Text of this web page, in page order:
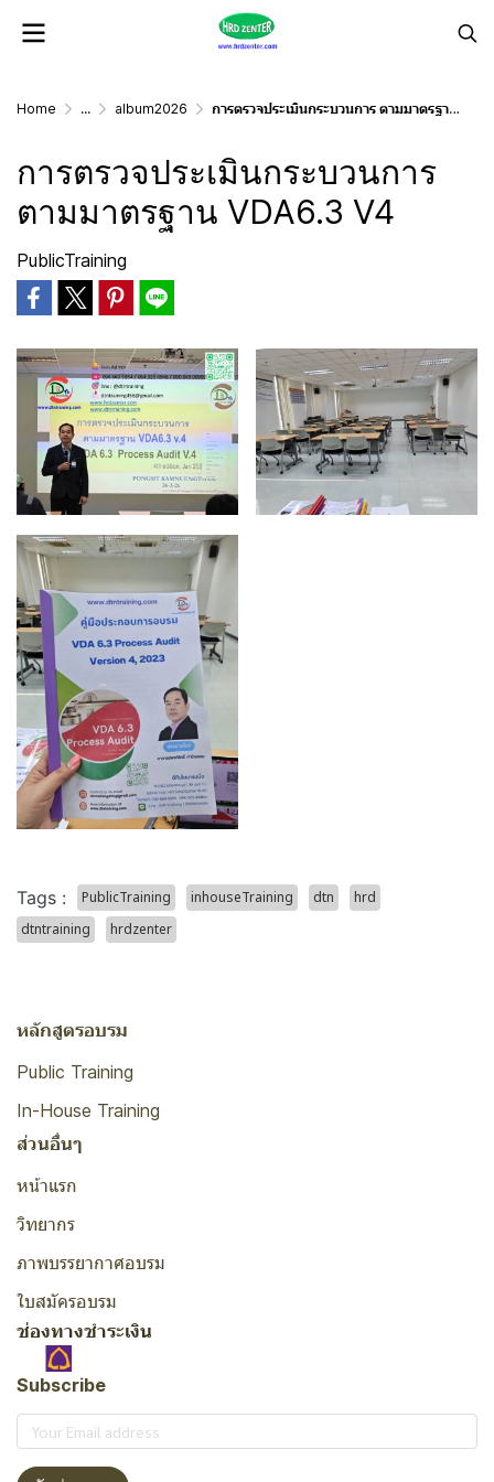
Home ... album2026 การตรวจประเมินกระบวนการ ตามมาตรฐาน VDA6.3 V4
การตรวจประเมินกระบวนการ
ตามมาตรฐาน VDA6.3 V4
PublicTraining
Tags : PublicTraining inhouseTraining dtn
hrd
dtntraining
hrdzenter
หลักสูตรอบรม
Public Training
In-House Training
ส่วนอื่นๆ
หน้าแรก
วิทยากร
ภาพบรรยากาศอบรม
ใบสมัครอบรม
ช่องทางชำระเงิน
Subscribe